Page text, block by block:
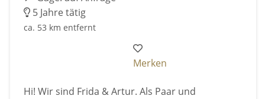
5 Jahre tätig
ca. 53 km entfernt
Merken
Hi! Wir sind Frida & Artur. Als Paar und